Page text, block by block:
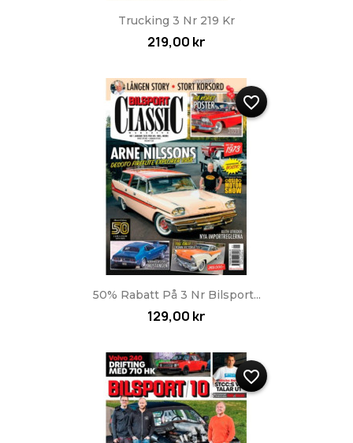
Trucking 3 Nr 219 Kr
219,00 kr
50% Rabatt På 3 Nr Bilsport...
129,00 kr
favorite_border
favorite_border